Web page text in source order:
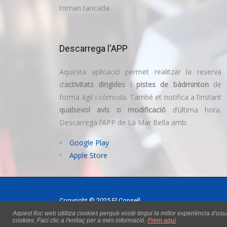
Aquest lloc web utilitza cookies perquè vostè tingui la millor experiència
cookies. Faci clic a l'enllaç per a més informació.Prem aquí
roman tancada.
Descarrega l'APP
Aquesta aplicació permet realitzar la reserva
d’activitats dirigides ipistes de bàdmintonde
forma àgil i còmoda. També et notifica a l’instant
qualsevol avís o modificació d’última hora.
Descarrega l’APP de La Mar Bella amb:
Google Play
Apple Store
Copyright © 2025 El Consell
Política de cookies| Llei de transparencia